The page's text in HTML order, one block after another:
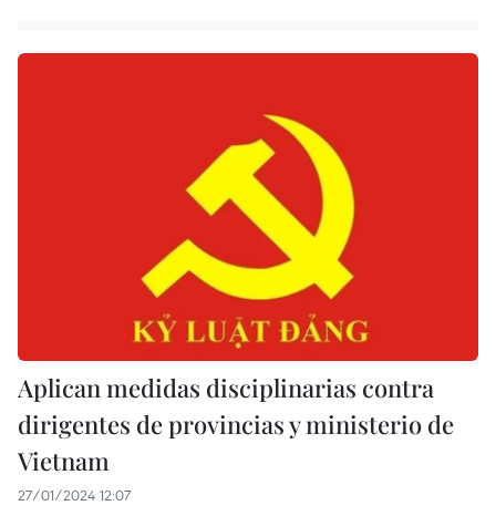
Aplican medidas disciplinarias contra
dirigentes de provincias y ministerio de
Vietnam
27/01/2024 12:07